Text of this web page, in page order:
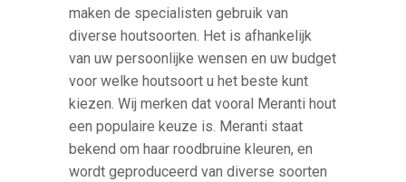
maken de specialisten gebruik van
diverse houtsoorten. Het is afhankelijk
van uw persoonlijke wensen en uw budget
voor welke houtsoort u het beste kunt
kiezen. Wij merken dat vooral Meranti hout
een populaire keuze is. Meranti staat
bekend om haar roodbruine kleuren, en
wordt geproduceerd van diverse soorten